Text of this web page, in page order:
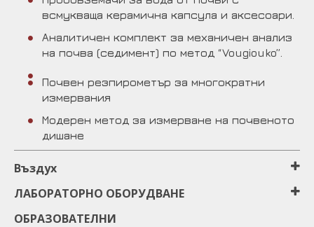
всмукваща керамична капсула и аксесоари.
Аналитичен комплект за механичен анализ
на почва (седимент) по метод “Vougiouko”.
Почвен резпирометър за многократни
измервания
Модерен метод за измерване на почвеното
дишане
Въздух
ЛАБОРАТОРНО ОБОРУДВАНЕ
ОБРАЗОВАТЕЛНИ